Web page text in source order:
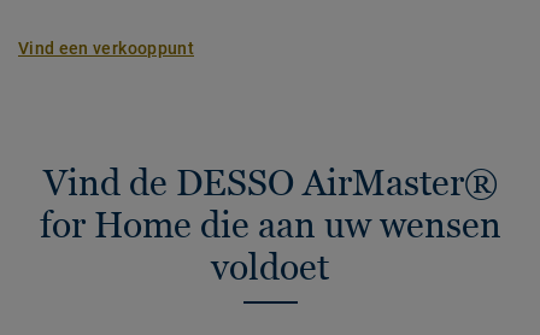
Vind een verkooppunt
Vind de DESSO AirMaster®
for Home die aan uw wensen
voldoet